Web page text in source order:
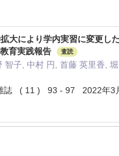
大により学内実習に変更し
育実践報告
査読
智子, 中村 円, 首藤 英里香,
誌 ( 11 ) 93 - 97 2022年3